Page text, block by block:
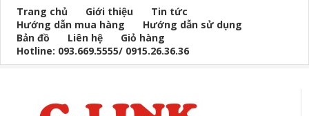
Trang chủ Giới thiệu
Tin tức
Hướng dẫn mua hàng
Hướng dẫn sử dụng
Bản đồ
Liên hệ
Giỏ hàng
Hotline: 093.669.5555/ 0915.26.36.36